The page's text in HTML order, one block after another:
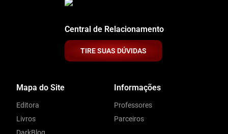
Central de Relacionamento
TIRE SUAS DÚVIDAS
Mapa do Site
Editora
Livros
Informações
Professores
Parceiros